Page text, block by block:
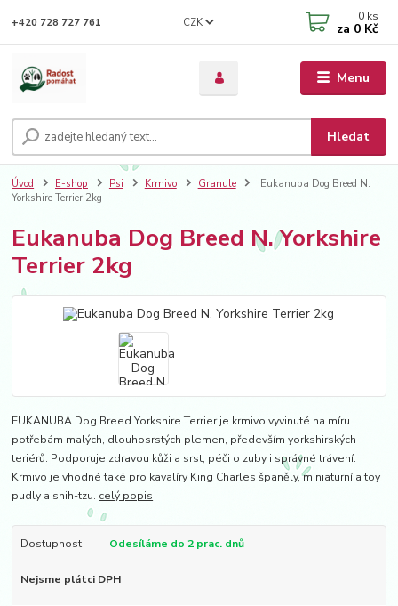
Menu
CZK
Hledat
+420 728 727 761 0 ks
za 0 Kč
Úvod E-shop Psi Krmivo Granule
Eukanuba Dog Breed N.
Yorkshire Terrier 2kg
Eukanuba Dog Breed N. Yorkshire
Terrier 2kg
EUKANUBA Dog Breed Yorkshire Terrier je krmivo vyvinuté na míru
potřebám malých, dlouhosrstých plemen, především yorkshirských
teriérů. Podporuje zdravou kůži a srst, péči o zuby i správné trávení.
Krmivo je vhodné také pro kavalíry King Charles španěly, miniaturní a toy
pudly a shih-tzu. celý popis
Dostupnost Odesíláme do 2 prac. dnů
Nejsme plátci DPH